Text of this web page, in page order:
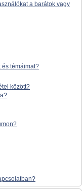
a barátok vagy
és témáimat?
között?